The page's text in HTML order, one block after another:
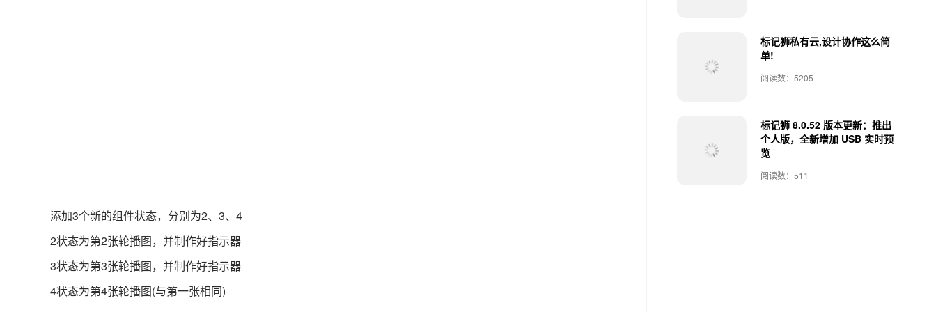
添加3个新的组件状态，分别为2、3、4
2状态为第2张轮播图，并制作好指示器
3状态为第3张轮播图，并制作好指示器
4状态为第4张轮播图(与第一张相同)
标记狮私有云,设计协作这么简
单!
阅读数：5205
标记狮 8.0.52 版本更新：推出
个人版，全新增加 USB 实时预
览
阅读数：511